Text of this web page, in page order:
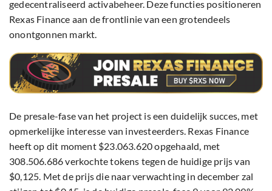
gedecentraliseerd activabeheer. Deze functies positioneren
Rexas Finance aan de frontlinie van een grotendeels
onontgonnen markt.
De presale-fase van het project is een duidelijk succes, met
opmerkelijke interesse van investeerders. Rexas Finance
heeft op dit moment $23.063.620 opgehaald, met
308.506.686 verkochte tokens tegen de huidige prijs van
$0,125. Met de prijs die naar verwachting in december zal